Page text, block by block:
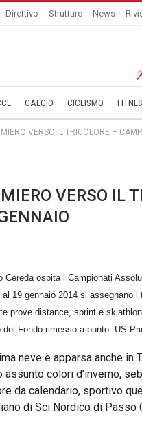
Direttivo Strutture News
CALCIO CICLISMO
VERSO IL TRICOLORE –
VERSO IL
Cereda ospita i Campionati
al 19 gennaio 2014 si assegnano i
prove distance, sprint e skiathlon
del Fondo rimesso a punto. US
neve è apparsa anche
assunto colori d’inverno,
da calendario, sportivo
di Sci Nordico di